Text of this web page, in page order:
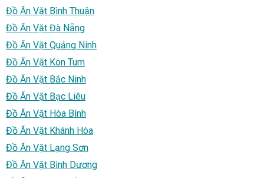
Đồ Ăn Vặt Bình Thuận
Đồ Ăn Vặt Đà Nẵng
Đồ Ăn Vặt Quảng Ninh
Đồ Ăn Vặt Kon Tum
Đồ Ăn Vặt Bắc Ninh
Đồ Ăn Vặt Bạc Liêu
Đồ Ăn Vặt Hòa Bình
Đồ Ăn Vặt Khánh Hòa
Đồ Ăn Vặt Lạng Sơn
Đồ Ăn Vặt Bình Dương